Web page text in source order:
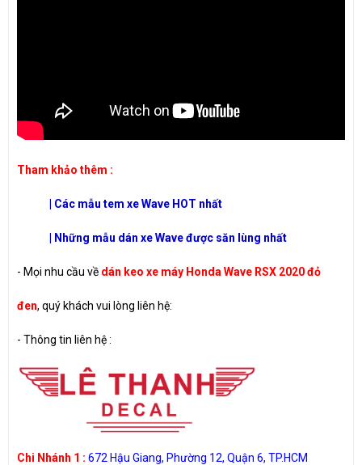
Tham khảo thêm :
| Các mẫu tem xe Wave HOT nhất
| Những mẫu dán xe Wave được săn lùng nhất
- Mọi nhu cầu về dán keo xe máy Honda Wave RSX 2020 đỏ
đen, quý khách vui lòng liên hệ:
- Thông tin liên hệ :
Chi Nhánh 1 : 672 Hậu Giang, Phường 12, Quận 6, TP.HCM